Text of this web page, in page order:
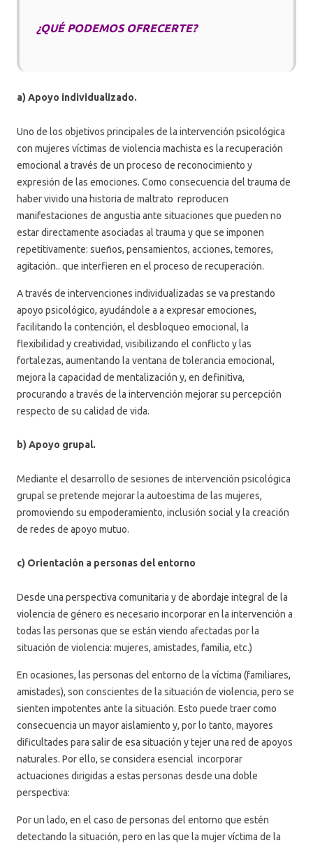
¿QUÉ PODEMOS OFRECERTE?
a) Apoyo individualizado.
Uno de los objetivos principales de la intervención psicológica
con mujeres víctimas de violencia machista es la recuperación
emocional a través de un proceso de reconocimiento y
expresión de las emociones. Como consecuencia del trauma de
haber vivido una historia de maltrato reproducen
manifestaciones de angustia ante situaciones que pueden no
estar directamente asociadas al trauma y que se imponen
repetitivamente: sueños, pensamientos, acciones, temores,
agitación.. que interfieren en el proceso de recuperación.
A través de intervenciones individualizadas se va prestando
apoyo psicológico, ayudándole a a expresar emociones,
facilitando la contención, el desbloqueo emocional, la
flexibilidad y creatividad, visibilizando el conflicto y las
fortalezas, aumentando la ventana de tolerancia emocional,
mejora la capacidad de mentalización y, en definitiva,
procurando a través de la intervención mejorar su percepción
respecto de su calidad de vida.
b) Apoyo grupal.
Mediante el desarrollo de sesiones de intervención psicológica
grupal se pretende mejorar la autoestima de las mujeres,
promoviendo su empoderamiento, inclusión social y la creación
de redes de apoyo mutuo.
c) Orientación a personas del entorno
Desde una perspectiva comunitaria y de abordaje integral de la
violencia de género es necesario incorporar en la intervención a
todas las personas que se están viendo afectadas por la
situación de violencia: mujeres, amistades, familia, etc.)
En ocasiones, las personas del entorno de la víctima (familiares,
amistades), son conscientes de la situación de violencia, pero se
sienten impotentes ante la situación. Esto puede traer como
consecuencia un mayor aislamiento y, por lo tanto, mayores
dificultades para salir de esa situación y tejer una red de apoyos
naturales. Por ello, se considera esencial incorporar
actuaciones dirigidas a estas personas desde una doble
perspectiva:
Por un lado, en el caso de personas del entorno que estén
detectando la situación, pero en las que la mujer víctima de la